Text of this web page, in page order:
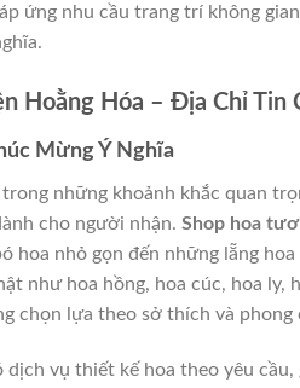
ứng nhu cầu trang trí không
Hoằng Hóa – Địa Chỉ Tin
Mừng Ý Nghĩa
những khoảnh khắc quan
cho người nhận. Shop hoa
hoa nhỏ gọn đến những lẵng
như hoa hồng, hoa cúc, hoa ly,
chọn lựa theo sở thích và phong
dịch vụ thiết kế hoa theo yêu